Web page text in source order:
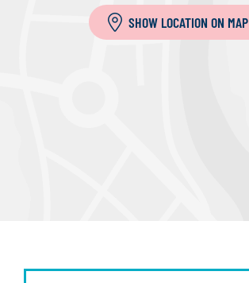
SHOW LOCATION ON MAP